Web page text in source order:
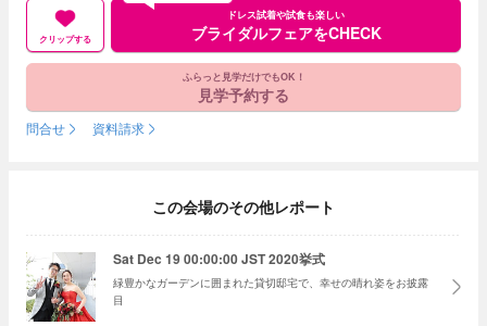
クリップする
ドレス試着や試食も楽しい
ブライダルフェアをCHECK
ふらっと見学だけでもOK！
見学予約する
問合せ 資料請求
この会場のその他レポート
Sat Dec 19 00:00:00 JST 2020挙式
緑豊かなガーデンに囲まれた貸切邸宅で、幸せの晴れ姿をお披露
目